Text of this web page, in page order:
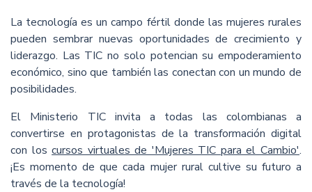
La tecnología es un campo fértil donde las mujeres rurales
pueden sembrar nuevas oportunidades de crecimiento y
liderazgo. Las TIC no solo potencian su empoderamiento
económico, sino que también las conectan con un mundo de
posibilidades.
El Ministerio TIC invita a todas las colombianas a
convertirse en protagonistas de la transformación digital
con loscursos virtuales de 'Mujeres TIC para el Cambio'.
¡Es momento de que cada mujer rural cultive su futuro a
través de la tecnología!